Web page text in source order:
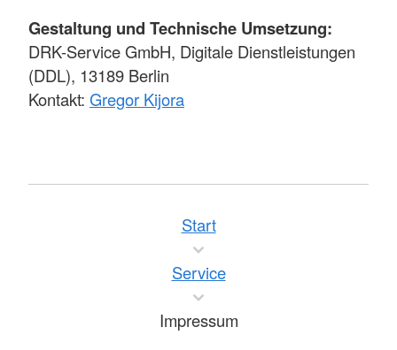
Gestaltung und Technische Umsetzung:
DRK-Service GmbH, Digitale Dienstleistungen
(DDL), 13189 Berlin
Kontakt: Gregor Kijora
Start
Service
Impressum